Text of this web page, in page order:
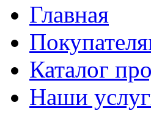
Главная
Каталог
Наши